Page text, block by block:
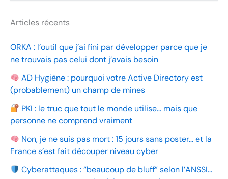
Articles récents
ORKA : l’outil que j’ai fini par développer parce que je
ne trouvais pas celui dont j’avais besoin
AD Hygiène : pourquoi votre Active Directory est
(probablement) un champ de mines
PKI : le truc que tout le monde utilise… mais que
personne ne comprend vraiment
Non, je ne suis pas mort : 15 jours sans poster… et la
France s’est fait découper niveau cyber
Cyberattaques : “beaucoup de bluff” selon l’ANSSI…